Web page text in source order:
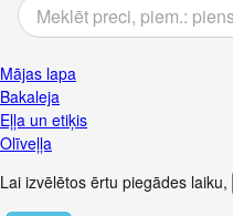
Mājas lapa
Bakaleja
Eļļa un etiķis
Olīveļļa
Lai izvēlētos ērtu piegādes laiku,